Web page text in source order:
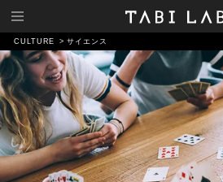
CULTURE サイエンス